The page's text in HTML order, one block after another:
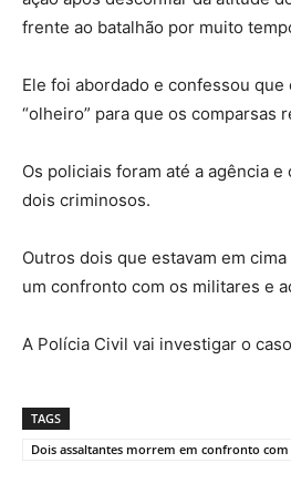
frente ao batalhão por muito
Ele foi abordado e confessou que
“olheiro” para que os comparsas
Os policiais foram até a agência
dois criminosos.
Outros dois que estavam em
um confronto com os militares e
A Polícia Civil vai investigar o
TAGS
Dois assaltantes morrem em confronto